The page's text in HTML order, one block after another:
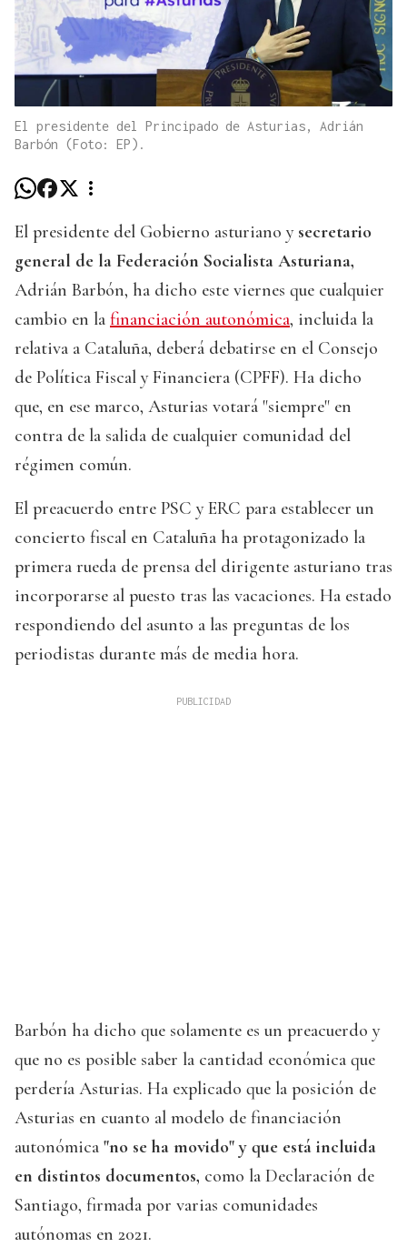
El presidente del Principado de Asturias, Adrián
Barbón (Foto: EP).
El presidente del Gobierno asturiano y secretario
general de la Federación Socialista Asturiana,
Adrián Barbón, ha dicho este viernes que cualquier
cambio en la financiación autonómica, incluida la
relativa a Cataluña, deberá debatirse en el Consejo
de Política Fiscal y Financiera (CPFF). Ha dicho
que, en ese marco, Asturias votará "siempre" en
contra de la salida de cualquier comunidad del
régimen común.
El preacuerdo entre PSC y ERC para establecer un
concierto fiscal en Cataluña ha protagonizado la
primera rueda de prensa del dirigente asturiano tras
incorporarse al puesto tras las vacaciones. Ha estado
respondiendo del asunto a las preguntas de los
periodistas durante más de media hora.
Barbón ha dicho que solamente es un preacuerdo y
que no es posible saber la cantidad económica que
perdería Asturias. Ha explicado que la posición de
Asturias en cuanto al modelo de financiación
autonómica "no se ha movido" y que está incluida
en distintos documentos, como la Declaración de
Santiago, firmada por varias comunidades
autónomas en 2021.